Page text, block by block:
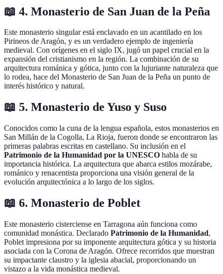
📖 4. Monasterio de San Juan de la Peña
Este monasterio singular está enclavado en un acantilado en los
Pirineos de Aragón, y es un verdadero ejemplo de ingeniería
medieval. Con orígenes en el siglo IX, jugó un papel crucial en la
expansión del cristianismo en la región. La combinación de su
arquitectura románica y gótica, junto con la lujuriante naturaleza que
lo rodea, hace del Monasterio de San Juan de la Peña un punto de
interés histórico y natural.
📖 5. Monasterio de Yuso y Suso
Conocidos como la cuna de la lengua española, estos monasterios en
San Millán de la Cogolla, La Rioja, fueron donde se encontraron las
primeras palabras escritas en castellano. Su inclusión en el
Patrimonio de la Humanidad por la UNESCO habla de su
importancia histórica. La arquitectura que abarca estilos mozárabe,
románico y renacentista proporciona una visión general de la
evolución arquitectónica a lo largo de los siglos.
📖 6. Monasterio de Poblet
Este monasterio cisterciense en Tarragona aún funciona como
comunidad monástica. Declarado Patrimonio de la Humanidad,
Poblet impresiona por su imponente arquitectura gótica y su historia
asociada con la Corona de Aragón. Ofrece recorridos que muestran
su impactante claustro y la iglesia abacial, proporcionando un
vistazo a la vida monástica medieval.